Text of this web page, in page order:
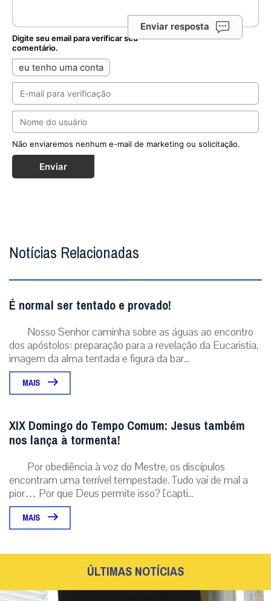
Enviar resposta
Digite seu email para verificar seu
comentário.
eu tenho uma conta
Não enviaremos nenhum e-mail de marketing ou solicitação.
Enviar
Notícias Relacionadas
É normal ser tentado e provado!
Nosso Senhor caminha sobre as águas ao encontro
dos apóstolos: preparação para a revelação da Eucaristia,
imagem da alma tentada e figura da bar...
MAIS
XIX Domingo do Tempo Comum: Jesus também
nos lança à tormenta!
Por obediência à voz do Mestre, os discípulos
encontram uma terrível tempestade. Tudo vai de mal a
pior… Por que Deus permite isso? [capti...
MAIS
ÚLTIMAS NOTÍCIAS